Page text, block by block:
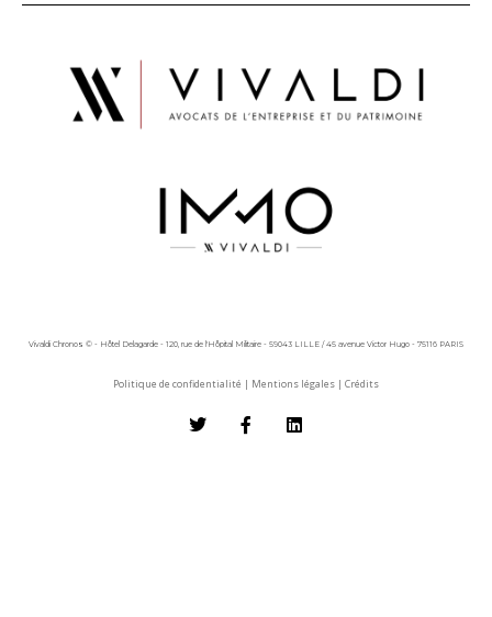
Vivaldi Chronos © - Hôtel Delagarde - 120, rue de l'Hôpital Militaire - 59043 LILLE / 45 avenue Victor Hugo - 75116 PARIS
Politique de confidentialité | Mentions légales | Crédits